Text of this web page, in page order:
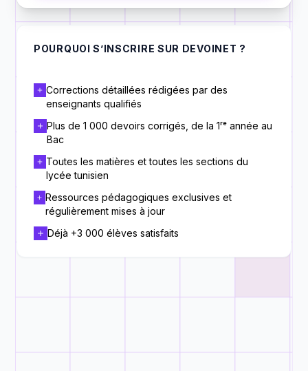
POURQUOI S’INSCRIRE SUR DEVOINET ?
Corrections détaillées rédigées par des
enseignants qualifiés
Plus de 1 000 devoirs corrigés, de la 1ʳᵉ année au
Bac
Toutes les matières et toutes les sections du
lycée tunisien
Ressources pédagogiques exclusives et
régulièrement mises à jour
Déjà +3 000 élèves satisfaits